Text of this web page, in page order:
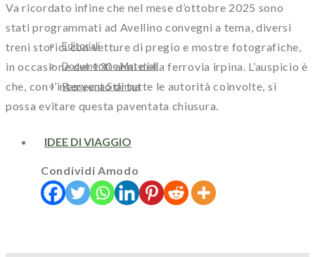
Editoriali
Documenti e Materiali
Rassegna Stampa
IDEE DI VIAGGIO
Va ricordato infine che nel mese d’ottobre 2025 sono
stati programmati ad Avellino convegni a tema, diversi
treni storici con vetture di pregio e mostre fotografiche,
in occasione dei 130 anni della ferrovia irpina. L’auspicio è
che, con l’intervento di tutte le autorità coinvolte, si
possa evitare questa paventata chiusura.
Condividi Amodo